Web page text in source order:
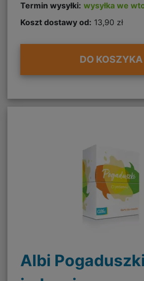
Termin wysyłki: wysyłka we
Koszt dostawy od: 13,90 zł
DO KOSZYKA
Albi